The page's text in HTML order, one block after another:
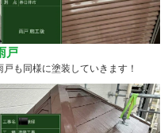
戸
戸も同様に塗装していきます！